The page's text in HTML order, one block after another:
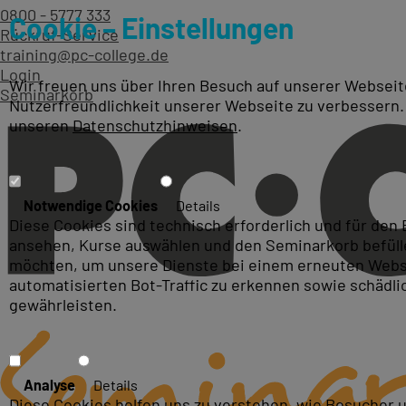
0800 - 5777 333
Rückruf-Service
training@pc-college.de
Login
Seminarkorb
Unsere Schulungsorte zum
Cookie – Einstellungen
Wir freuen uns über Ihren Besuch auf unserer
Nutzerfreundlichkeit unserer Webseite zu
unserenDatenschutzhinweisen.
Notwendige Cookies Details
Diese Cookies sind technisch erforderlich und für
ansehen, Kurse auswählen und den Seminarkorb
möchten, um unsere Dienste bei einem erneuten
automatisierten Bot-Traffic zu erkennen sowie
gewährleisten.
Analyse Details